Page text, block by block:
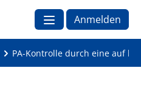
Anmelden
PA-Kontrolle durch eine auf